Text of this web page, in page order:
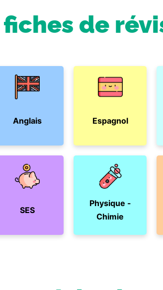
fiches de
Anglais Espagnol
SES
Physique -
Chimie